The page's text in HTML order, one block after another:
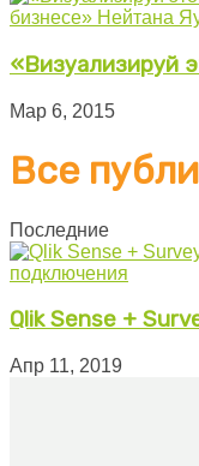
«Визуализируй
Мар 6, 2015
Все
Последние
Qlik Sense +
Апр 11, 2019